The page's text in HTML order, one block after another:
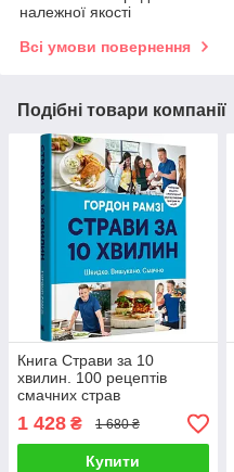
належної якості
Всі умови повернення
Подібні товари компанії
Книга Страви за 10
хвилин. 100 рецептів
смачних страв
нашвидкуруч. Гордон
Рамзи
1 428 ₴ 1 680 ₴
Купити